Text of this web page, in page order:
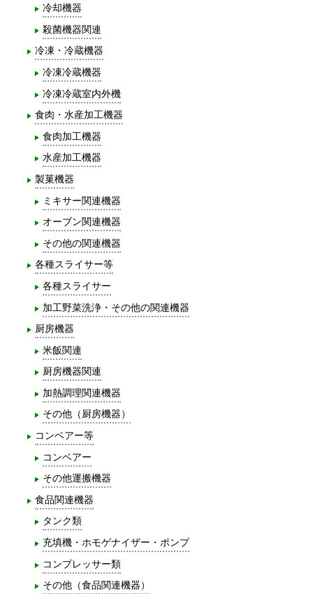
冷却機器
殺菌機器関連
冷凍・冷蔵機器
冷凍冷蔵機器
冷凍冷蔵室内外機
食肉・水産加工機器
食肉加工機器
水産加工機器
製菓機器
ミキサー関連機器
オーブン関連機器
その他の関連機器
各種スライサー等
各種スライサー
加工野菜洗浄・その他の関連機器
厨房機器
米飯関連
厨房機器関連
加熱調理関連機器
その他（厨房機器）
コンベアー等
コンベアー
その他運搬機器
食品関連機器
タンク類
充填機・ホモゲナイザー・ポンプ
コンプレッサー類
その他（食品関連機器）